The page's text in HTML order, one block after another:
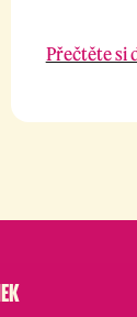
Přečtěte si